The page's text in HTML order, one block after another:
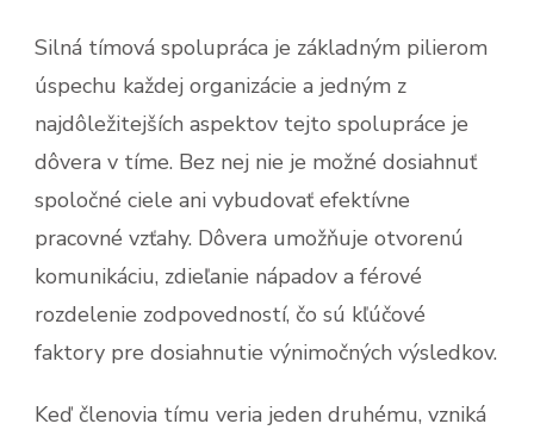
Silná tímová spolupráca je základným pilierom
úspechu každej organizácie a jedným z
najdôležitejších aspektov tejto spolupráce je
dôvera v tíme. Bez nej nie je možné dosiahnuť
spoločné ciele ani vybudovať efektívne
pracovné vzťahy. Dôvera umožňuje otvorenú
komunikáciu, zdieľanie nápadov a férové
rozdelenie zodpovedností, čo sú kľúčové
faktory pre dosiahnutie výnimočných výsledkov.
Keď členovia tímu veria jeden druhému, vzniká